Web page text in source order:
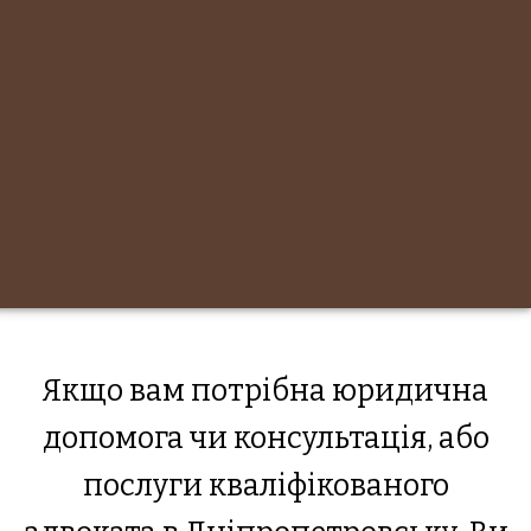
Якщо вам потрібна юридична
допомога чи консультація, або
послуги кваліфікованого